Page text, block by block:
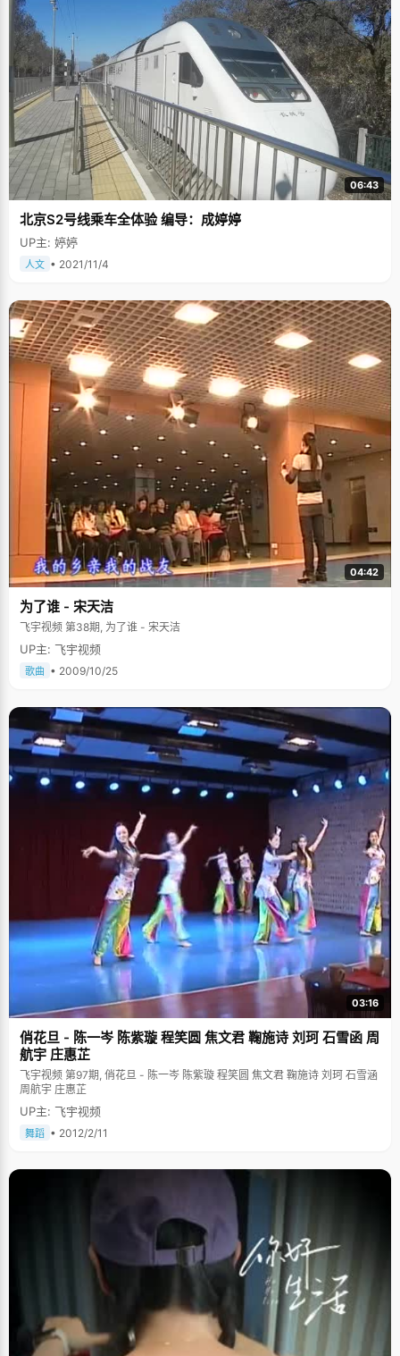
06:43
北京S2号线乘车全体验 编导：成婷婷
UP主: 婷婷
人文 • 2021/11/4
04:42
为了谁 - 宋天洁
飞宇视频 第38期, 为了谁 - 宋天洁
UP主: 飞宇视频
歌曲 • 2009/10/25
03:16
俏花旦 - 陈一岑 陈紫璇 程笑圆 焦文君 鞠施诗 刘珂 石雪函 周
航宇 庄惠芷
飞宇视频 第97期, 俏花旦 - 陈一岑 陈紫璇 程笑圆 焦文君 鞠施诗 刘珂 石雪涵
周航宇 庄惠芷
UP主: 飞宇视频
舞蹈 • 2012/2/11